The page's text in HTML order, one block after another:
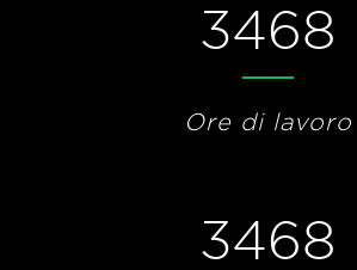
3468
Ore di lavoro
3468